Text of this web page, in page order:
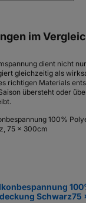
im
dient nicht
gleichzeitig als
richtigen Materials
übersteht oder
100%
75 x 300cm
Schwarz75